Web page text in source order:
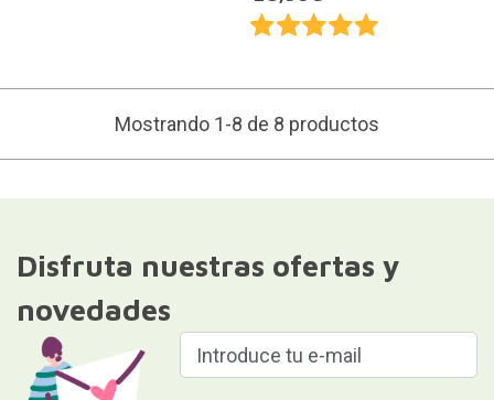
Mostrando 1-8 de 8 productos
Disfruta nuestras ofertas y
novedades